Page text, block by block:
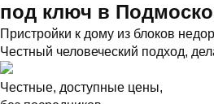
под ключ в
Пристройки к дому из блоков
Честный человеческий подход,
Честные, доступные цены,